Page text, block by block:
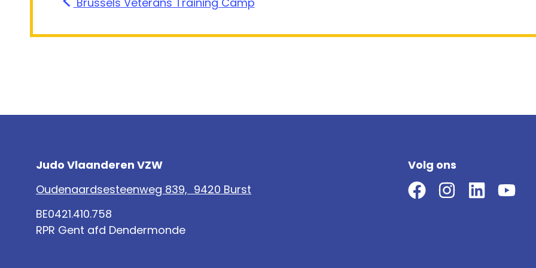
Judo Vlaanderen VZW
Oudenaardsesteenweg 839, 9420 Burst
BE0421.410.758
RPR Gent afd Dendermonde
Volg ons